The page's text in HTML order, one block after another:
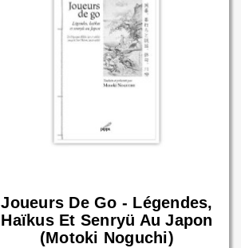
Joueurs De Go - Légendes,
Haïkus Et Senryü Au Japon
(Motoki Noguchi)